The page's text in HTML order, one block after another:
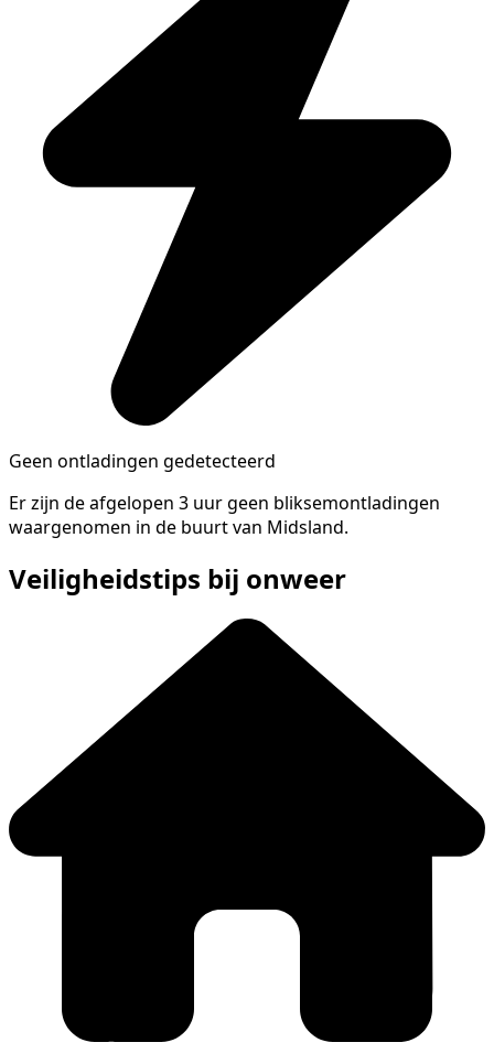
Geen ontladingen gedetecteerd
Er zijn de afgelopen 3 uur geen bliksemontladingen
waargenomen in de buurt van Midsland.
Veiligheidstips bij onweer